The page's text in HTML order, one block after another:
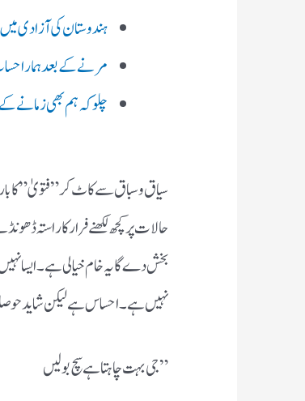
ہندوستان کی آزادی
مرنے کے بعد ہمارا
چلو کہ ہم بھی زمانے
سیاق و سباق سے کاٹ کر ” فتویٰ ” کا
حالات پر کچھ لکھنے فرار کا راستہ
بخش دے گا یہ خام خیالی ہے۔ ایسا
نہیں ہے۔ احساس ہے لیکن شاید
” جی بہت چاہتا ہے سچ بولیں